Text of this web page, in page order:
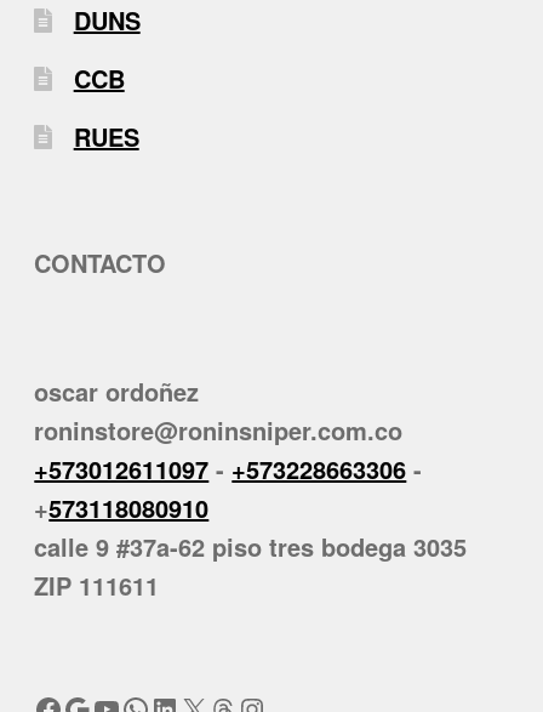
DUNS
CCB
RUES
CONTACTO
oscar ordoñez
roninstore@roninsniper.com.co
+573012611097 - +573228663306 -
+573118080910
calle 9 #37a-62 piso tres bodega 3035
ZIP 111611